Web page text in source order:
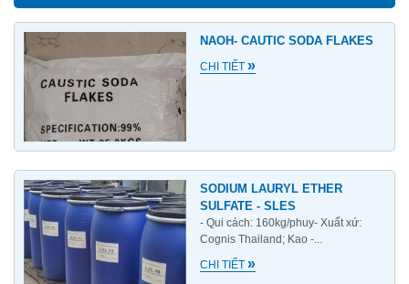
NAOH- CAUTIC SODA FLAKES
CHI TIẾT»
SODIUM LAURYL ETHER
SULFATE - SLES
- Qui cách: 160kg/phuy- Xuất xứ:
Cognis Thailand; Kao -...
CHI TIẾT»